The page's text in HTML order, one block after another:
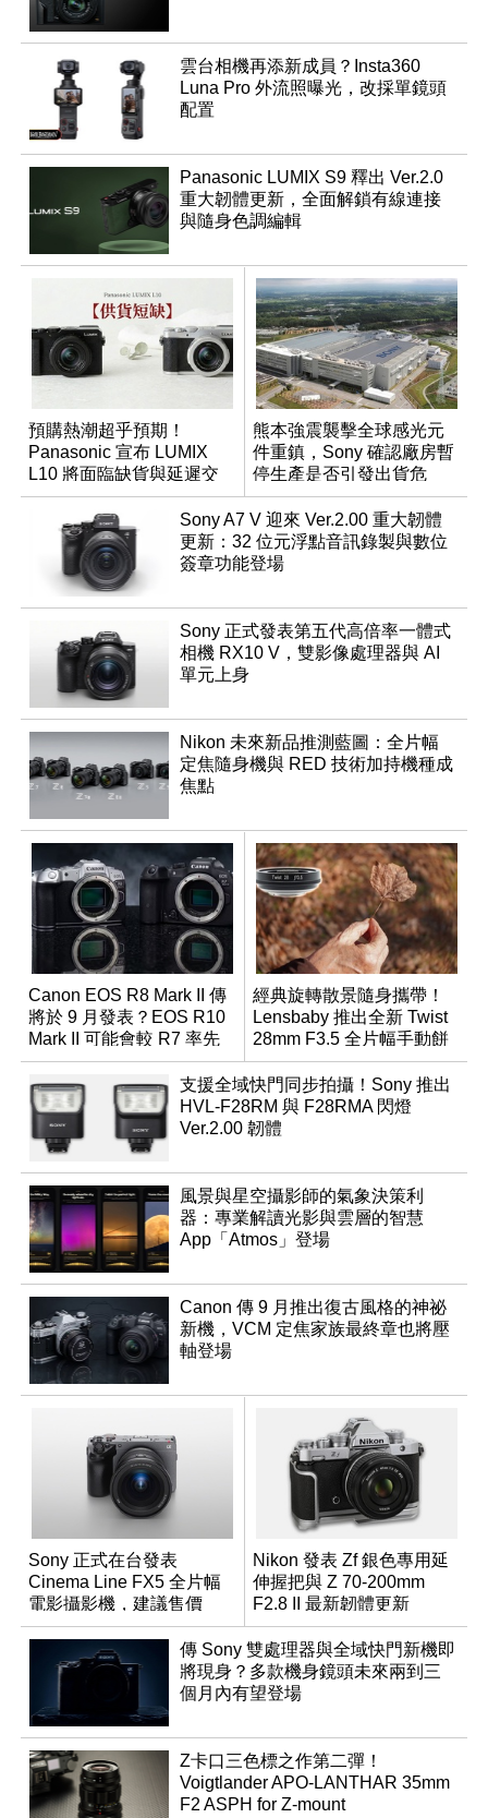
雲台相機再添新成員？Insta360
Luna Pro 外流照曝光，改採單鏡頭
配置
Panasonic LUMIX S9 釋出 Ver.2.0
重大韌體更新，全面解鎖有線連接
與隨身色調編輯
預購熱潮超乎預期！
Panasonic 宣布 LUMIX
L10 將面臨缺貨與延遲交
貨時間
熊本強震襲擊全球感光元
件重鎮，Sony 確認廠房暫
停生產是否引發出貨危
機？
Sony A7 V 迎來 Ver.2.00 重大韌體
更新：32 位元浮點音訊錄製與數位
簽章功能登場
Sony 正式發表第五代高倍率一體式
相機 RX10 V，雙影像處理器與 AI
單元上身
Nikon 未來新品推測藍圖：全片幅
定焦隨身機與 RED 技術加持機種成
焦點
Canon EOS R8 Mark II 傳
將於 9 月發表？EOS R10
Mark II 可能會較 R7 率先
推出
經典旋轉散景隨身攜帶！
Lensbaby 推出全新 Twist
28mm F3.5 全片幅手動餅
乾鏡
支援全域快門同步拍攝！Sony 推出
HVL-F28RM 與 F28RMA 閃燈
Ver.2.00 韌體
風景與星空攝影師的氣象決策利
器：專業解讀光影與雲層的智慧
App「Atmos」登場
Canon 傳 9 月推出復古風格的神祕
新機，VCM 定焦家族最終章也將壓
軸登場
Sony 正式在台發表
Cinema Line FX5 全片幅
電影攝影機，建議售價
NT$144,980
Nikon 發表 Zf 銀色專用延
伸握把與 Z 70-200mm
F2.8 II 最新韌體更新
傳 Sony 雙處理器與全域快門新機即
將現身？多款機身鏡頭未來兩到三
個月內有望登場
Z卡口三色標之作第二彈！
Voigtlander APO-LANTHAR 35mm
F2 ASPH for Z-mount